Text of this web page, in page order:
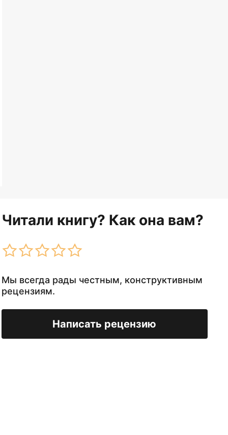
Читали книгу? Как она вам?
Мы всегда рады честным, конструктивным
рецензиям.
Написать рецензию